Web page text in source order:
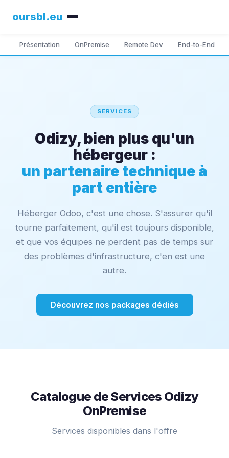
oursbl.eu
Présentation OnPremise Remote Dev End-to-End
SERVICES
Odizy, bien plus qu'un
hébergeur :
un partenaire technique à
part entière
Héberger Odoo, c'est une chose. S'assurer qu'il
tourne parfaitement, qu'il est toujours disponible,
et que vos équipes ne perdent pas de temps sur
des problèmes d'infrastructure, c'en est une
autre.
Découvrez nos packages dédiés
Catalogue de Services Odizy
OnPremise
Services disponibles dans l'offre